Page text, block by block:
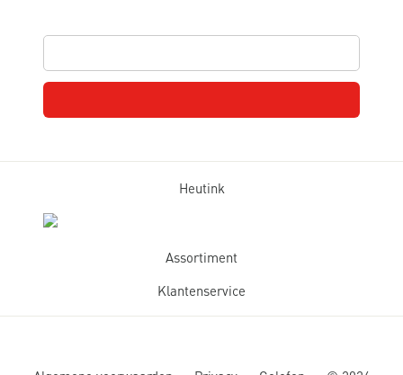
Heutink
Assortiment
Klantenservice